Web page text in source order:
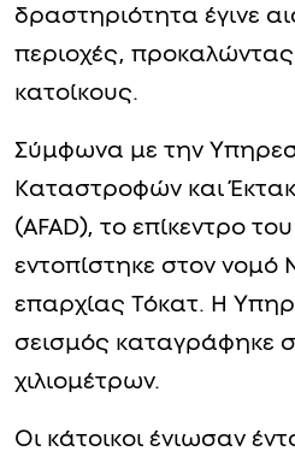
δραστηριότητα έγινε
περιοχές,
κατοίκους.
Σύμφωνα με την
Καταστροφών και
(AFAD), το επίκεντρο
εντοπίστηκε στον νομό
επαρχίας Τόκατ. Η
σεισμός καταγράφηκε
χιλιομέτρων.
Οι κάτοικοι ένιωσαν